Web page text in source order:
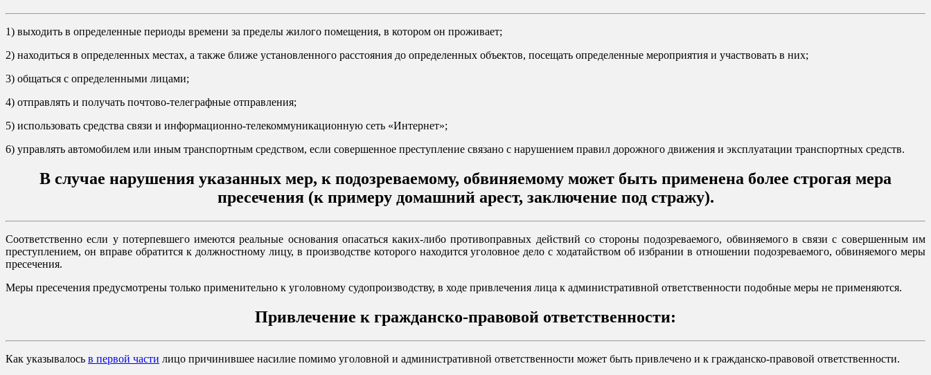
1) выходить в определенные периоды времени за пределы жилого помещения, в котором он проживает;
2) находиться в определенных местах, а также ближе установленного расстояния до определенных объектов, посещать определенные мероприятия и участвовать в них;
3) общаться с определенными лицами;
4) отправлять и получать почтово-телеграфные отправления;
5) использовать средства связи и информационно-телекоммуникационную сеть «Интернет»;
6) управлять автомобилем или иным транспортным средством, если совершенное преступление связано с нарушением правил дорожного движения и эксплуатации транспортных средств.
В случае нарушения указанных мер, к подозреваемому, обвиняемому может быть применена более строгая мера
пресечения (к примеру домашний арест, заключение под стражу).
Соответственно если у потерпевшего имеются реальные основания опасаться каких-либо противоправных действий со стороны подозреваемого, обвиняемого в связи с совершенным им
преступлением, он вправе обратится к должностному лицу, в производстве которого находится уголовное дело с ходатайством об избрании в отношении подозреваемого, обвиняемого меры
пресечения.
Меры пресечения предусмотрены только применительно к уголовному судопроизводству, в ходе привлечения лица к административной ответственности подобные меры не применяются.
Привлечение к гражданско-правовой ответственности:
Как указывалось в первой части лицо причинившее насилие помимо уголовной и административной ответственности может быть привлечено и к гражданско-правовой ответственности.